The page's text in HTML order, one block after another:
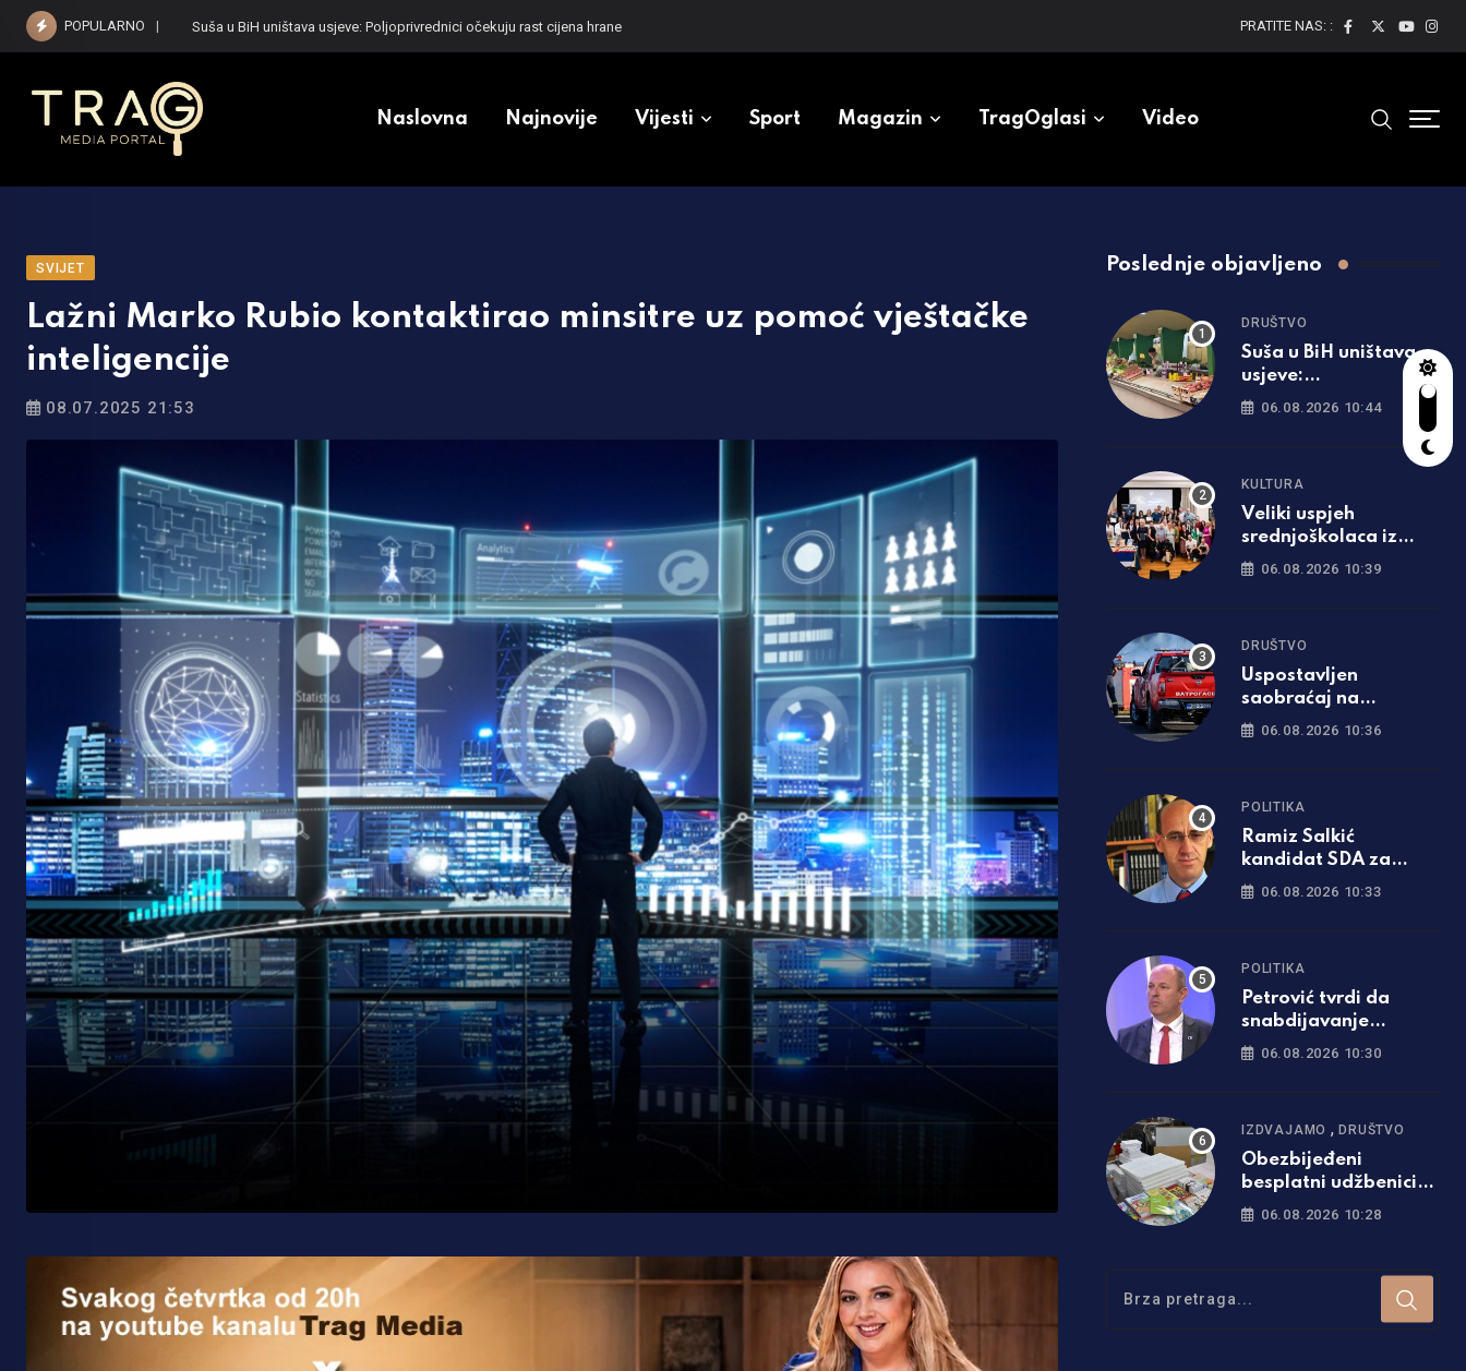
Skip
POPULARNO Suša u BiH uništava usjeve: Poljoprivrednici očekuju rast cijena hrane PRATITE NAS: :
Naslovna Najnovije Vijesti Sport Magazin TragOglasi Video
SVIJET
Lažni Marko Rubio kontaktirao minsitre uz pomoć vještačke
inteligencije
08.07.2025 21:53
Poslednje objavljeno
DRUŠTVO
Suša u BiH uništava
usjeve:
Poljoprivrednici
hrane
06.08.2026 10:44
KULTURA
Veliki uspjeh
srednjoškolaca iz
Srpca: Filmom o Tesli
06.08.2026 10:39
DRUŠTVO
Uspostavljen
saobraćaj na
bijeljinskoj obilaznici,
dežurati
06.08.2026 10:36
POLITIKA
Ramiz Salkić
kandidat SDA za
predsjednika
06.08.2026 10:33
POLITIKA
Petrović tvrdi da
snabdijavanje
strujom nije
li će doći do promjene
06.08.2026 10:30
IZDVAJAMO ,DRUŠTVO
Obezbijeđeni
besplatni udžbenici
za sve osnovce u
06.08.2026 10:28